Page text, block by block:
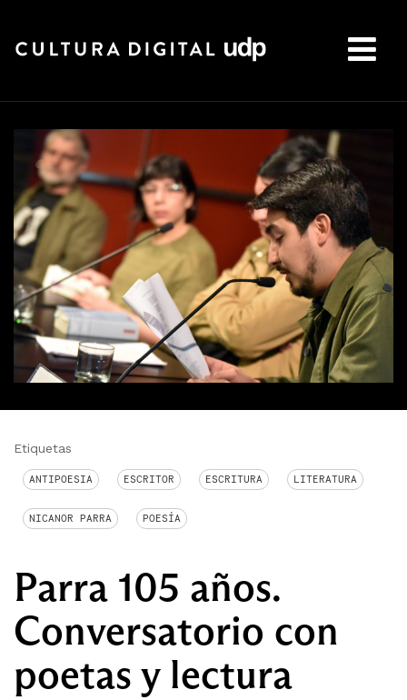
Etiquetas
ANTIPOESIA ESCRITOR ESCRITURA LITERATURA
NICANOR PARRA POESÍA
Parra 105 años.
Conversatorio con
poetas y lectura